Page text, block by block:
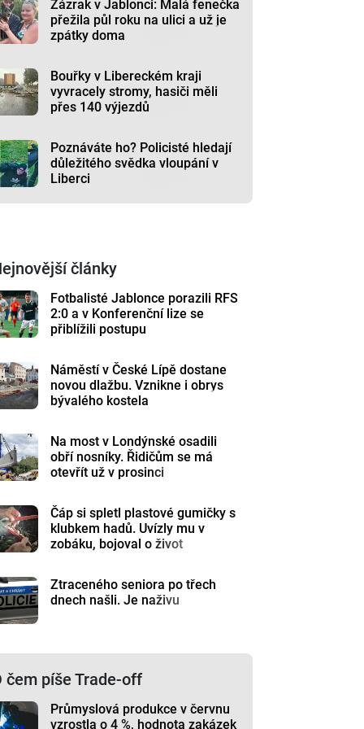
Zázrak v Jablonci: Malá fenečka
přežila půl roku na ulici a už je
zpátky doma
Bouřky v Libereckém kraji
vyvracely stromy, hasiči měli
přes 140 výjezdů
Poznáváte ho? Policisté hledají
důležitého svědka vloupání v
Liberci
články
Fotbalisté Jablonce porazili RFS
2:0 a v Konferenční lize se
přiblížili postupu
Náměstí v České Lípě dostane
novou dlažbu. Vznikne i obrys
bývalého kostela
Na most v Londýnské osadili
obří nosníky. Řidičům se má
otevřít už v prosinci
Čáp si spletl plastové gumičky s
klubkem hadů. Uvízly mu v
zobáku, bojoval o život
Ztraceného seniora po třech
dnech našli. Je naživu
čem píše Trade-off
Průmyslová produkce v červnu
vzrostla o 4 %, hodnota zakázek